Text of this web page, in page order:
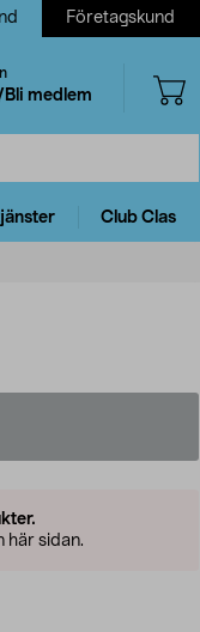
Företagskund
medlem
Club Clas
här sidan.